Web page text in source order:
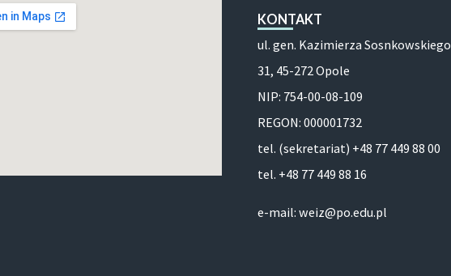
KONTAKT
ul. gen. Kazimierza Sosnkowskiego
31, 45-272 Opole
NIP: 754-00-08-109
REGON: 000001732
tel. (sekretariat) +48 77 449 88 00
tel. +48 77 449 88 16
e-mail: weiz@po.edu.pl